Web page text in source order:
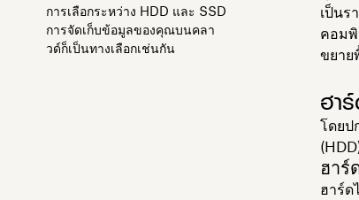
การเลือกระหว่าง HDD และ SSD
การจัดเก็บข้อมูลของคุณบนคลา
วด์ก็เป็นทางเลือกเช่นกัน
เป็นร
คอมพิ
ขยาย
ฮา
โดยป
ฮาร์
ฮาร์ด